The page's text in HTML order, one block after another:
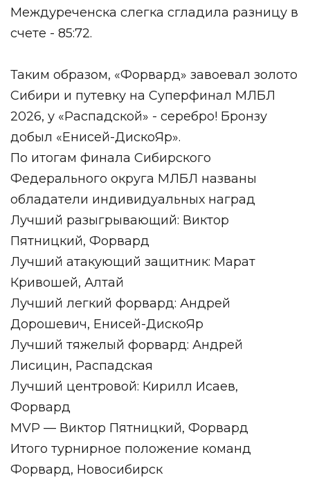
Междуреченска слегка сгладила разницу в
счете - 85:72.
Таким образом, «Форвард» завоевал золото
Сибири и путевку на Суперфинал МЛБЛ
2026, у «Распадской» - серебро! Бронзу
добыл «Енисей-ДискоЯр».
По итогам финала Сибирского
Федерального округа МЛБЛ названы
обладатели индивидуальных наград
Лучший разыгрывающий: Виктор
Пятницкий, Форвард
Лучший атакующий защитник: Марат
Кривошей, Алтай
Лучший легкий форвард: Андрей
Дорошевич, Енисей-ДискоЯр
Лучший тяжелый форвард: Андрей
Лисицин, Распадская
Лучший центровой: Кирилл Исаев,
Форвард
MVP — Виктор Пятницкий, Форвард
Итого турнирное положение команд
Форвард, Новосибирск